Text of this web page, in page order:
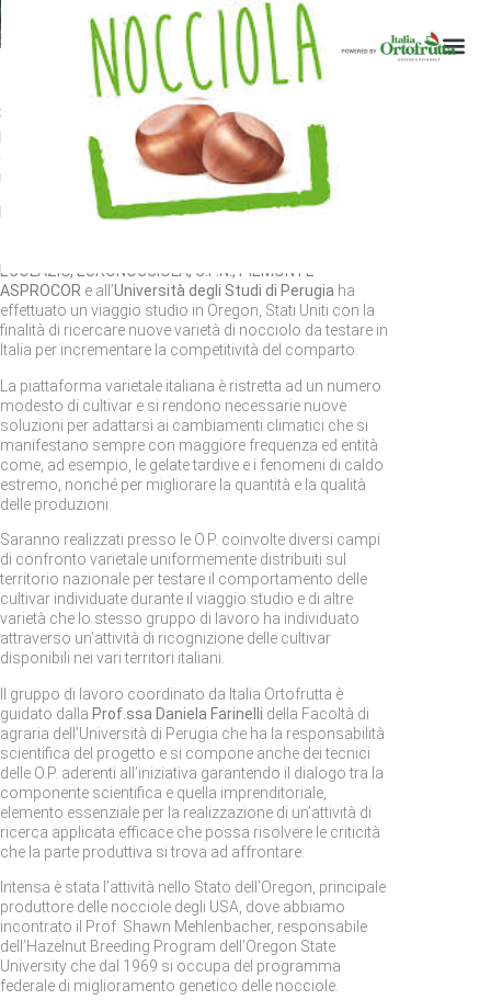
O.P.
Missione all’estero delle O.P.
8 Luglio 2024
Miglioramento varietale del nocciolo – missione
all’estero delle O.P. di Italia Ortofrutta per la ricerca di
nuove varietà
Italia Ortofrutta – Unione Nazionaleinsieme ad un
ECOLAZIO, EURONOCCIOLA, C.P.N., PIEMONTE
ASPROCOR e all’Università degli Studi di Perugia ha
effettuato un viaggio studio in Oregon, Stati Uniti con la
finalità di ricercare nuove varietà di nocciolo da testare in
Italia per incrementare la competitività del comparto.
La piattaforma varietale italiana è ristretta ad un numero
modesto di cultivar e si rendono necessarie nuove
soluzioni per adattarsi ai cambiamenti climatici che si
manifestano sempre con maggiore frequenza ed entità
come, ad esempio, le gelate tardive e i fenomeni di caldo
estremo, nonché per migliorare la quantità e la qualità
delle produzioni.
Saranno realizzati presso le O.P. coinvolte diversi campi
di confronto varietale uniformemente distribuiti sul
territorio nazionale per testare il comportamento delle
cultivar individuate durante il viaggio studio e di altre
varietà che lo stesso gruppo di lavoro ha individuato
attraverso un’attività di ricognizione delle cultivar
disponibili nei vari territori italiani.
Il gruppo di lavoro coordinato da Italia Ortofrutta è
guidato dalla Prof.ssa Daniela Farinelli della Facoltà di
agraria dell’Università di Perugia che ha la responsabilità
scientifica del progetto e si compone anche dei tecnici
delle O.P. aderenti all’iniziativa garantendo il dialogo tra la
componente scientifica e quella imprenditoriale,
elemento essenziale per la realizzazione di un’attività di
ricerca applicata efficace che possa risolvere le criticità
che la parte produttiva si trova ad affrontare.
Intensa è stata l’attività nello Stato dell’Oregon, principale
produttore delle nocciole degli USA, dove abbiamo
incontrato il Prof. Shawn Mehlenbacher, responsabile
dell’Hazelnut Breeding Program dell’Oregon State
University che dal 1969 si occupa del programma
federale di miglioramento genetico delle nocciole.